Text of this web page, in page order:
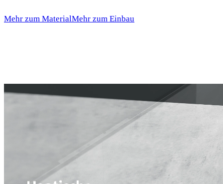
Mehr zum MaterialMehr zum Einbau